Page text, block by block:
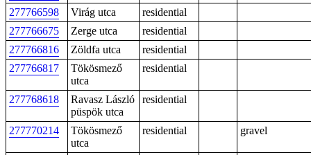
277766598
Virág utca
residential
277766675
Zerge utca
residential
277766816
Zöldfa utca
residential
277766817
Tökösmező
utca
residential
277768618
Ravasz László
püspök utca
residential
277770214
Tökösmező
utca
residential gravel